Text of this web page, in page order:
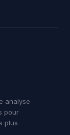
analyse
pour
plus